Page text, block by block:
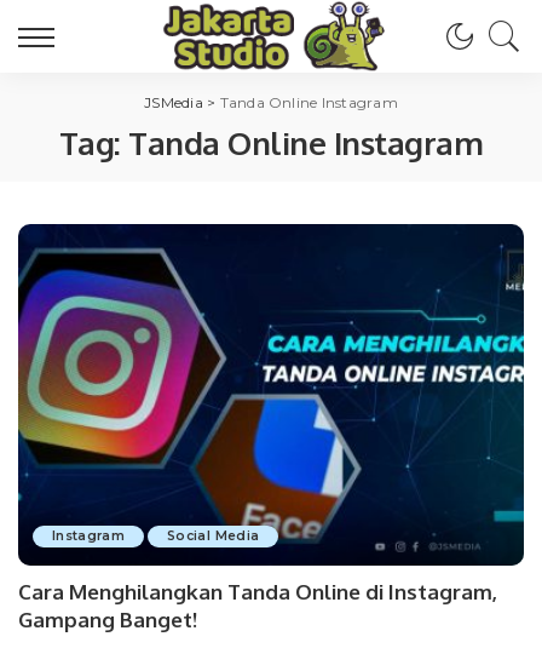
JSMedia > Tanda Online Instagram
Tag: Tanda Online Instagram
Instagram Social Media
Cara Menghilangkan Tanda Online di Instagram,
Gampang Banget!